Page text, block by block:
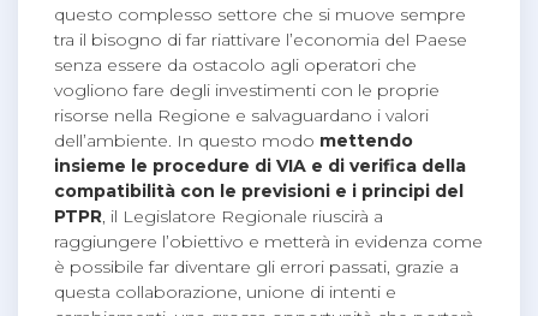
questo complesso settore che si muove sempre
tra il bisogno di far riattivare l’economia del Paese
senza essere da ostacolo agli operatori che
vogliono fare degli investimenti con le proprie
risorse nella Regione e salvaguardano i valori
dell’ambiente. In questo modo mettendo
insieme le procedure di VIA e di verifica della
compatibilità con le previsioni e i principi del
PTPR , il Legislatore Regionale riuscirà a
raggiungere l’obiettivo e metterà in evidenza come
è possibile far diventare gli errori passati, grazie a
questa collaborazione, unione di intenti e